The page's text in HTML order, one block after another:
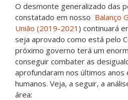
O desmonte generalizado das
constatado em nosso Balanço
União (2019-2021 ) continuará
seja aprovado como está pelo
próximo governo terá um
conseguir combater as
aprofundaram nos últimos
humanos. Veja, a seguir, a
área: